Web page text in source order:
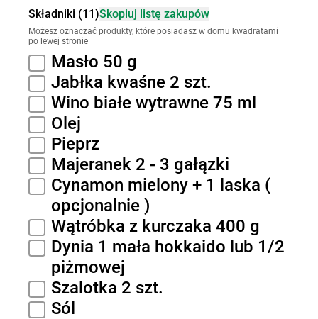
Składniki (11)Skopiuj listę zakupów
Możesz oznaczać produkty, które posiadasz w domu kwadratami
po lewej stronie
Masło 50 g
Jabłka kwaśne 2 szt.
Wino białe wytrawne 75 ml
Olej
Pieprz
Majeranek 2 - 3 gałązki
Cynamon mielony + 1 laska (
opcjonalnie )
Wątróbka z kurczaka 400 g
Dynia 1 mała hokkaido lub 1/2
piżmowej
Szalotka 2 szt.
Sól